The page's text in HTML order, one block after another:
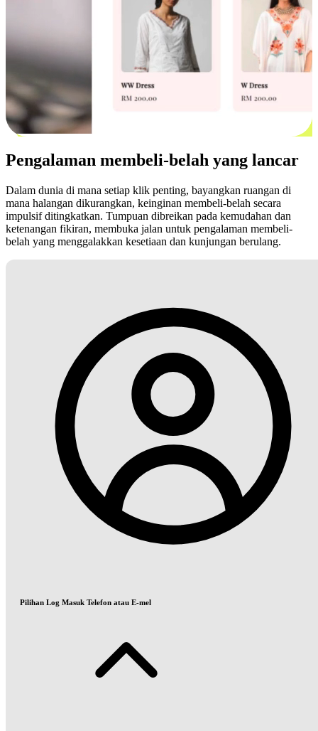
Pengalaman membeli-belah yang lancar
Dalam dunia di mana setiap klik penting, bayangkan ruangan di
mana halangan dikurangkan, keinginan membeli-belah secara
impulsif ditingkatkan. Tumpuan dibreikan pada kemudahan dan
ketenangan fikiran, membuka jalan untuk pengalaman membeli-
belah yang menggalakkan kesetiaan dan kunjungan berulang.
Pilihan Log Masuk Telefon atau E-mel